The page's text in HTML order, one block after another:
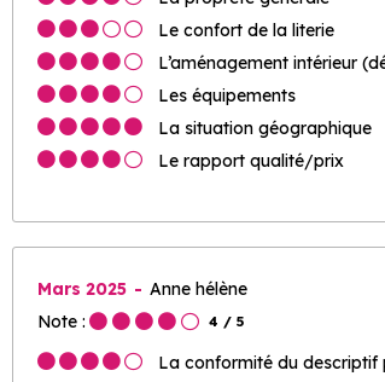
Le confort de la literie
L’aménagement intérieur
Les équipements
La situation géographique
Le rapport qualité/prix
Mars 2025
Anne hélène
Note :
4 / 5
La conformité du